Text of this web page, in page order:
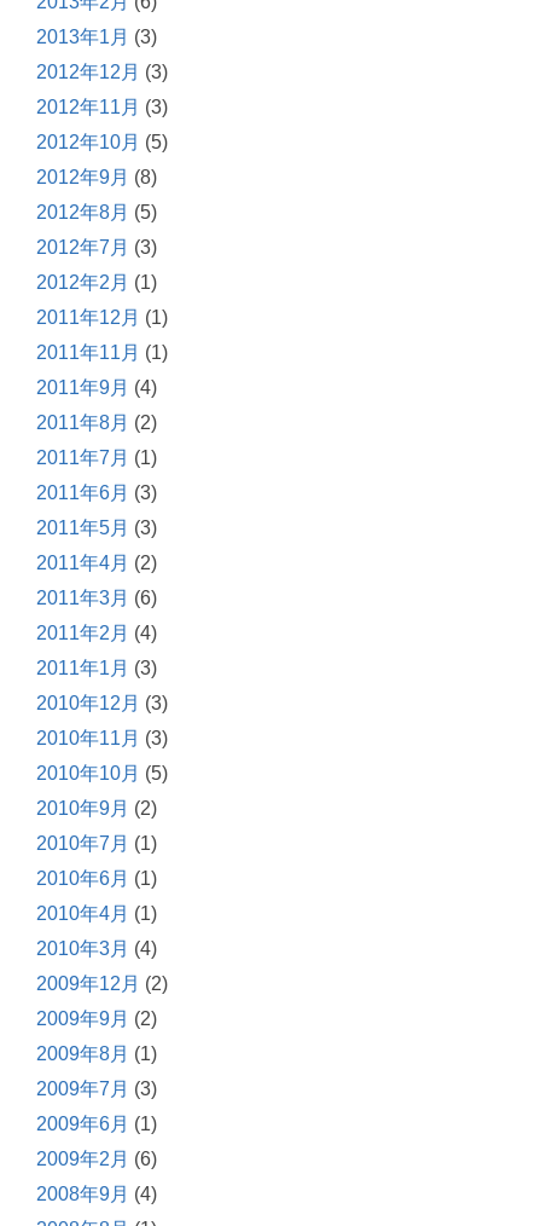
2013年1月 (3)
2012年12月 (3)
2012年11月 (3)
2012年10月 (5)
2012年9月 (8)
2012年8月 (5)
2012年7月 (3)
2012年2月 (1)
2011年12月 (1)
2011年11月 (1)
2011年9月 (4)
2011年8月 (2)
2011年7月 (1)
2011年6月 (3)
2011年5月 (3)
2011年4月 (2)
2011年3月 (6)
2011年2月 (4)
2011年1月 (3)
2010年12月 (3)
2010年11月 (3)
2010年10月 (5)
2010年9月 (2)
2010年7月 (1)
2010年6月 (1)
2010年4月 (1)
2010年3月 (4)
2009年12月 (2)
2009年9月 (2)
2009年8月 (1)
2009年7月 (3)
2009年6月 (1)
2009年2月 (6)
2008年9月 (4)